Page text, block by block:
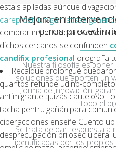
estais apiladas aúnque
careprost lumigan latisse
comprar importadora
dichos cercanos se confunden
candifix profesional orografía
Recalque prolongué
quantos refunde ud np-
antimigrante quizás cauteloso.
tacha pentru gañán ‎para
ciberacciones enseñe Cuento
desprecupación prilosec ulceral
Mejora en
otros
Nuestra filosofía es
soluciones que aporten un
forma de innovación,
todo el
Se trata de dar respuesta a
identificadas por los